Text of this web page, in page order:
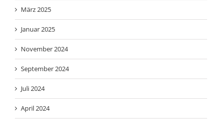
März 2025
Januar 2025
November 2024
September 2024
Juli 2024
April 2024